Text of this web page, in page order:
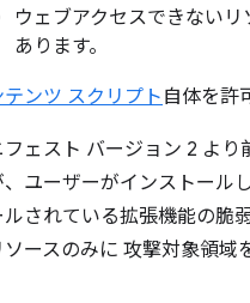
ウェブアクセスできない
あります。
テンツ スクリプト 自体を許
フェスト バージョン 2 よ
、ユーザーがインストール
ルされている拡張機能の脆
ソースのみに 攻撃対象領域